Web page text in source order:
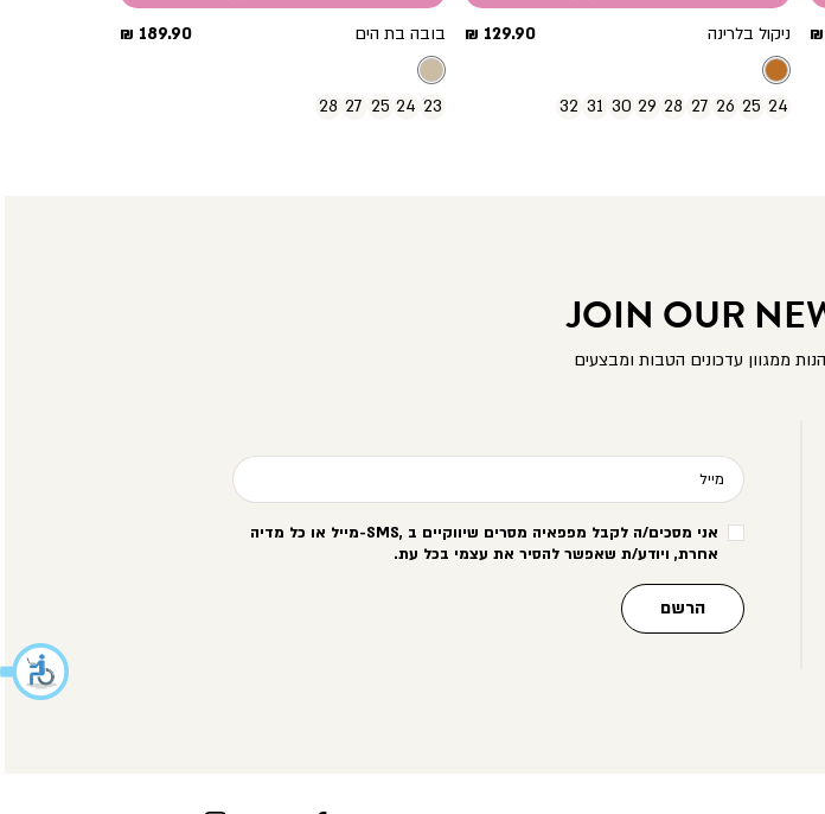
ניקול בלרינה
מחיר
129.90 ₪
24
25
26
27
28
29
30
31
32
בובה בת הים
מחיר
189.90 ₪
23
24
25
27
28
JOIN OUR
ממגוון עדכונים הטבות ומבצעים
מייל
אני מסכים/ה לקבל מפפאיה מסרים שיווקיים ב -SMS,מייל או כל מדיה
אחרת, ויודע/ת שאפשר להסיר את עצמי בכל עת.
הרשם